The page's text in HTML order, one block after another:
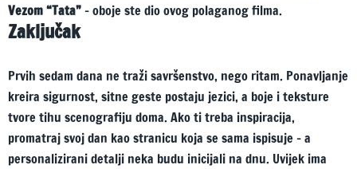
Vezom “Tata”– oboje ste dio ovog polaganog filma.
Zaključak
Prvih sedam dana ne traži savršenstvo, nego ritam. Ponavljanje
kreira sigurnost, sitne geste postaju jezici, a boje i teksture
tvore tihu scenografiju doma. Ako ti treba inspiracija,
promatraj svoj dan kao stranicu koja se sama ispisuje – a
personalizirani detalji neka budu inicijali na dnu. Uvijek ima